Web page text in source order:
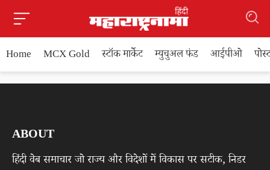
Home MCX Gold स्टॉक मार्केट म्युचुअल फंड आईपीओ
ABOUT
हिंदी वेब समाचार जो राज्य और विदेशों में विकास पर सटीक, निडर